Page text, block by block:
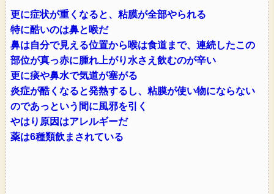
更に症状が重くなると、粘膜が全部やられる
特に酷いのは鼻と喉だ
鼻は自分で見える位置から喉は食道まで、連続したこの
部位が真っ赤に腫れ上がり水さえ飲むのが辛い
更に痰や鼻水で気道が塞がる
炎症が酷くなると発熱するし、粘膜が使い物にならない
のであっという間に風邪を引く
やはり原因はアレルギーだ
薬は6種類飲まされている